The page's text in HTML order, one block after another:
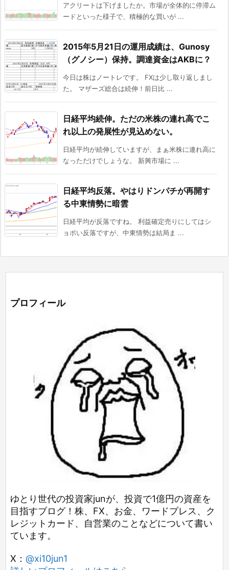
アクリートは下げましたか。市場が全体的に停滞ム
ードといった様子で、積極的な買いが ...
2015年5月21日の運用成績は、Gunosy
（グノシー）保持。調達資金はAKBに？
今日は株はノートレです。 FXは少し取り返しまし
た。 マザーズ総合は続伸！前日比 ...
日経平均続伸。ただの米株の連れ高でこ
れ以上の発展性が見込めない。
日経平均が続伸していますが、まぁ米株に連れ高に
なっただけでしょうな。 新興市場に ...
日経平均反落。やはりドンパチが再開す
る中東情勢に暗雲
日経平均が反落ですね。 利益確定売りにしてはシ
ョボい反落ですが、中東情勢は結局ま ...
プロフィール
ゆとり世代の投資家junが、投資で1億円の資産を
目指すブログ！株、FX、お金、ワードプレス、ク
レジットカード、自営業のことなどについて書い
ています。
X： @xi10jun1